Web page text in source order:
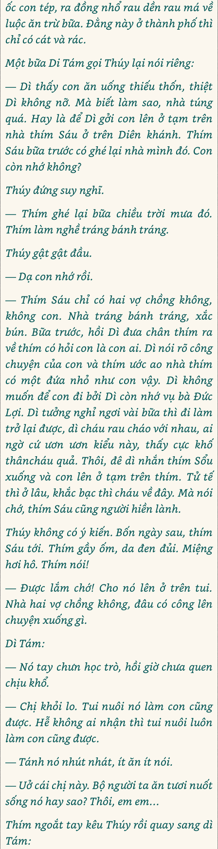
ốc con tép, ra đồng nhổ rau dền rau má về
luộc ăn trừ bữa. Đằng này ở thành phố thì
chỉ có cát và rác.
Một bữa Di Tám gọi Thúy lại nói riêng:
— Dì thấy con ăn uống thiếu thốn, thiệt
Dì không nỡ. Mà biết làm sao, nhà túng
quá. Hay là để Dì gởi con lên ở tạm trên
nhà thím Sáu ở trên Diên khánh. Thím
Sáu bữa trước có ghé lại nhà mình đó. Con
còn nhớ không?
Thúy đứng suy nghĩ.
— Thím ghé lại bữa chiều trời mưa đó.
Thím làm nghề tráng bánh tráng.
Thúy gật gật đầu.
— Dạ con nhớ rồi.
— Thím Sáu chỉ có hai vợ chồng không,
không con. Nhà tráng bánh tráng, xắc
bún. Bữa trước, hồi Dì đưa chân thím ra
về thím có hỏi con là con ai. Dì nói rõ công
chuyện của con và thím ước ao nhà thím
có một đứa nhỏ như con vậy. Dì không
muốn để con đi bởi Dì còn nhớ vụ bà Đức
Lợi. Dì tưởng nghỉ ngơi vài bữa thì đi làm
trở lại được, dì cháu rau cháo với nhau, ai
ngờ cứ ươn ươn kiểu này, thấy cực khố
thâncháu quả. Thôi, đê dì nhắn thím Sổu
xuống và con lên ở tạm trên thím. Tử tế
thì ở lâu, khắc bạc thì cháu về đây. Mà nói
chớ, thím Sáu cũng người hiền lành.
Thúy không có ý kiến. Bốn ngày sau, thím
Sáu tới. Thím gầy ốm, da đen đủi. Miệng
hơi hô. Thím nói!
— Được lắm chớ! Cho nó lên ở trên tui.
Nhà hai vợ chồng không, đâu có công lên
chuyện xuống gì.
Dì Tám:
— Nó tay chưn học trò, hồi giờ chưa quen
chịu khổ.
— Chị khỏi lo. Tui nuôi nó làm con cũng
được. Hễ không ai nhận thì tui nuôi luôn
làm con cũng được.
— Tánh nó nhút nhát, ít ăn ít nói.
— Uở cái chị này. Bộ người ta ăn tươi nuốt
sống nó hay sao? Thôi, em em...
Thím ngoắt tay kêu Thúy rồi quay sang dì
Tám: